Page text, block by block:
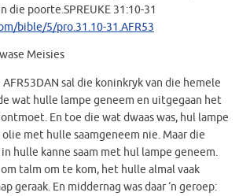
die poorte.SPREUKE 31:10‭-‬31
bible/5/pro.31.10-31.AFR53
Meisies
AFR53DAN sal die koninkryk van die hemele
wat hulle lampe geneem en uitgegaan het
En toe die wat dwaas was, hul lampe
met hulle saamgeneem nie. Maar die
hulle kanne saam met hul lampe geneem.
talm om te kom, het hulle almal vaak
geraak. En middernag was daar ‘n geroep: